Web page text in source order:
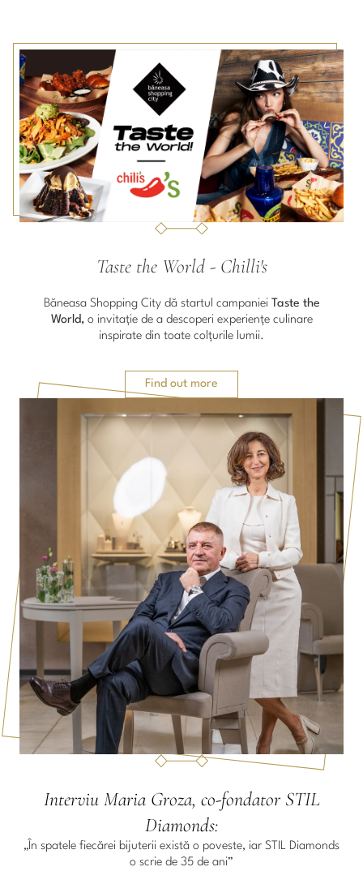
Taste the World - Chilli's
Băneasa Shopping City dă startul campaniei Taste the
World,o invitație de a descoperi experiențe culinare
inspirate din toate colțurile lumii.
Find out more
Interviu Maria Groza, co-fondator STIL
Diamonds:
„În spatele fiecărei bijuterii există o poveste, iar STIL Diamonds
o scrie de 35 de ani”